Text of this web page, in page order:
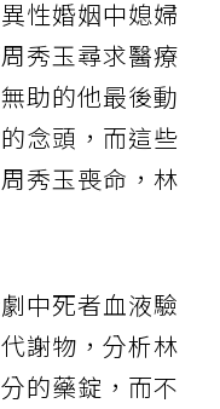
性婚姻中媳婦
秀玉尋求醫療
助的他最後動
念頭，而這些
秀玉喪命，林
中死者血液驗
謝物，分析林
的藥錠，而不